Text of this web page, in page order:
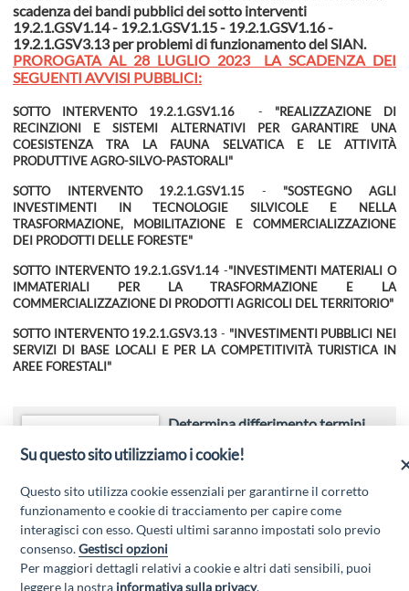
scadenza dei bandi pubblici dei sotto interventi
19.2.1.GSV1.14 - 19.2.1.GSV1.15 - 19.2.1.GSV1.16 -
19.2.1.GSV3.13 per problemi di funzionamento del SIAN.
PROROGATA AL 28 LUGLIO 2023 LA SCADENZA DEI
SEGUENTI AVVISI PUBBLICI:
SOTTO INTERVENTO 19.2.1.GSV1.16 - "REALIZZAZIONE DI
RECINZIONI E SISTEMI ALTERNATIVI PER GARANTIRE UNA
COESISTENZA TRA LA FAUNA SELVATICA E LE ATTIVITÀ
PRODUTTIVE AGRO-SILVO-PASTORALI"
SOTTO INTERVENTO 19.2.1.GSV1.15 - "SOSTEGNO AGLI
INVESTIMENTI IN TECNOLOGIE SILVICOLE E NELLA
TRASFORMAZIONE, MOBILITAZIONE E COMMERCIALIZZAZIONE
DEI PRODOTTI DELLE FORESTE"
SOTTO INTERVENTO 19.2.1.GSV1.14 -"INVESTIMENTI MATERIALI O
IMMATERIALI PER LA TRASFORMAZIONE E LA
COMMERCIALIZZAZIONE DI PRODOTTI AGRICOLI DEL TERRITORIO"
SOTTO INTERVENTO 19.2.1.GSV3.13 - "INVESTIMENTI PUBBLICI NEI
SERVIZI DI BASE LOCALI E PER LA COMPETITIVITÀ TURISTICA IN
AREE FORESTALI"
Determina differimento termini
Su questo sito utilizziamo i cookie!
Questo sito utilizza cookie essenziali per garantirne il corretto
funzionamento e cookie di tracciamento per capire come
interagisci con esso. Questi ultimi saranno impostati solo previo
consenso.Gestisci opzioni
Per maggiori dettagli relativi a cookie e altri dati sensibili, puoi
leggere la nostra informativa sulla privacy.